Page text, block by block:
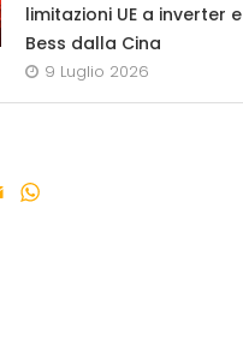
limitazioni UE a inverter e
Bess dalla Cina
9 Luglio 2026
Email